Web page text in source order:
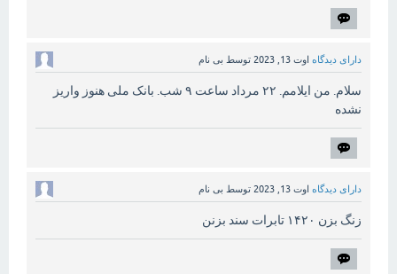
دارای دیدگاه اوت 13, 2023 توسط بی نام
سلام. من ایلامم. ۲۲ مرداد ساعت ۹ شب. بانک ملی هنوز واریز
نشده
دارای دیدگاه اوت 13, 2023 توسط بی نام
زنگ بزن ۱۴۲۰ تابرات سند بزنن